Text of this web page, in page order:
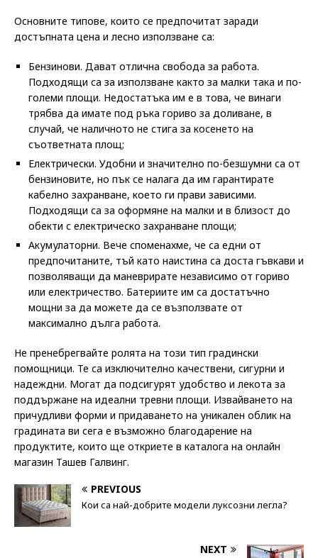
Основните типове, които се предпочитат заради
достъпната цена и лесно използване са:
Бензинови. Дават отлична свобода за работа.
Подходящи са за използване както за малки така и по-
големи площи. Недостатъка им е в това, че винаги
трябва да имате под ръка гориво за доливане, в
случай, че наличното не стига за косенето на
съответната площ;
Електрически. Удобни и значително по-безшумни са от
бензиновите, но пък се налага да им гарантирате
кабелно захранване, което ги прави зависими.
Подходящи са за оформяне на малки и в близост до
обекти с електрическо захранване площи;
Акумулаторни. Вече споменахме, че са едни от
предпочитаните, тъй като наистина са доста гъвкави и
позволяващи да маневрирате независимо от гориво
или електричество. Батериите им са достатъчно
мощни за да можете да се възползвате от
максимално дълга работа.
Не пренебрегвайте ролята на този тип градински
помощници. Те са изключително качествени, сигурни и
надеждни. Могат да подсигурят удобство и лекота за
поддържане на идеални тревни площи. Извайването на
причудливи форми и придаването на уникален облик на
градината ви сега е възможно благодарение на
продуктите, които ще откриете в каталога на онлайн
магазин Ташев Галвинг.
PREVIOUS
Кои са най-добрите модели луксозни легла?
NEXT